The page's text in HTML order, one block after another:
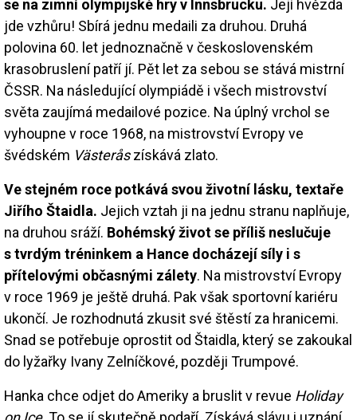
se na zimní olympijské hry v Innsbrucku. Její hvězda
jde vzhůru! Sbírá jednu medaili za druhou. Druhá
polovina 60. let jednoznačně v československém
krasobruslení patří jí. Pět let za sebou se stává mistrní
ČSSR. Na následující olympiádě i všech mistrovství
světa zaujímá medailové pozice. Na úplný vrchol se
vyhoupne v roce 1968, na mistrovství Evropy ve
švédském Västeråszískává zlato.
Ve stejném roce potkává svou životní lásku, textaře
Jiřího Štaidla. Jejich vztah ji na jednu stranu naplňuje,
na druhou sráží. Bohémský život se příliš neslučuje
s tvrdým tréninkem a Hance docházejí síly i s
přítelovými občasnými zálety. Na mistrovství Evropy
v roce 1969 je ještě druhá. Pak však sportovní kariéru
ukončí. Je rozhodnutá zkusit své štěstí za hranicemi.
Snad se potřebuje oprostit od Štaidla, který se zakoukal
do lyžařky Ivany Zelníčkové, později Trumpové.
Hanka chce odjet do Ameriky a bruslit v revue Holiday